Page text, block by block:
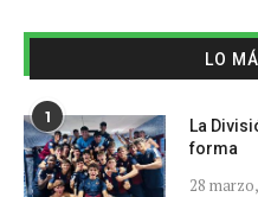
LO
1
La
forma
28